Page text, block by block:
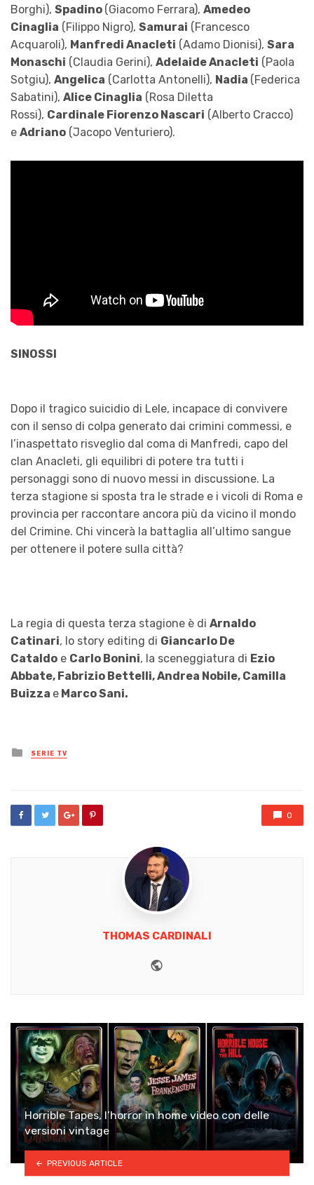
Borghi), Spadino (Giacomo Ferrara), Amedeo
Cinaglia (Filippo Nigro), Samurai (Francesco
Acquaroli), Manfredi Anacleti (Adamo Dionisi), Sara
Monaschi (Claudia Gerini), Adelaide Anacleti (Paola
Sotgiu), Angelica (Carlotta Antonelli), Nadia (Federica
Sabatini), Alice Cinaglia (Rosa Diletta
Rossi), Cardinale Fiorenzo Nascari (Alberto Cracco)
e Adriano (Jacopo Venturiero).
SINOSSI
Dopo il tragico suicidio di Lele, incapace di convivere
con il senso di colpa generato dai crimini commessi, e
l’inaspettato risveglio dal coma di Manfredi, capo del
clan Anacleti, gli equilibri di potere tra tutti i
personaggi sono di nuovo messi in discussione. La
terza stagione si sposta tra le strade e i vicoli di Roma e
provincia per raccontare ancora più da vicino il mondo
del Crimine. Chi vincerà la battaglia all’ultimo sangue
per ottenere il potere sulla città?
La regia di questa terza stagione è di Arnaldo
Catinari, lo story editing di Giancarlo De
Cataldo e Carlo Bonini, la sceneggiatura di Ezio
Abbate, Fabrizio Bettelli, Andrea Nobile, Camilla
Buizza e Marco Sani.
Posted
in
SERIE TV
0
THOMAS CARDINALI
Horrible Tapes, l’horror in home video con delle
versioni vintage
PREVIOUS ARTICLE